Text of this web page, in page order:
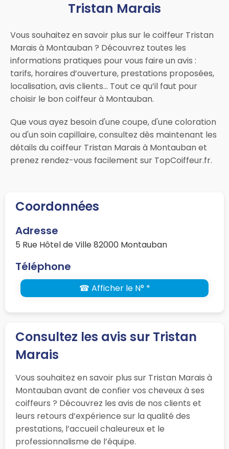
Tristan Marais
Vous souhaitez en savoir plus sur le coiffeur Tristan
Marais à Montauban ? Découvrez toutes les
informations pratiques pour vous faire un avis :
tarifs, horaires d’ouverture, prestations proposées,
localisation, avis clients… Tout ce qu’il faut pour
choisir le bon coiffeur à Montauban.
Que vous ayez besoin d'une coupe, d'une coloration
ou d'un soin capillaire, consultez dès maintenant les
détails du coiffeur Tristan Marais à Montauban et
prenez rendez-vous facilement sur TopCoiffeur.fr.
Coordonnées
Adresse
5 Rue Hôtel de Ville 82000 Montauban
Téléphone
☎ Afficher le N° *
Consultez les avis sur Tristan
Marais
Vous souhaitez en savoir plus sur Tristan Marais à
Montauban avant de confier vos cheveux à ses
coiffeurs ? Découvrez les avis de nos clients et
leurs retours d’expérience sur la qualité des
prestations, l’accueil chaleureux et le
professionnalisme de l’équipe.